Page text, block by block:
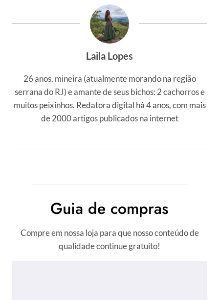
Laila Lopes
26 anos, mineira (atualmente morando na região
serrana do RJ) e amante de seus bichos: 2 cachorros e
muitos peixinhos. Redatora digital há 4 anos, com mais
de 2000 artigos publicados na internet
Guia de compras
Compre em nossa loja para que nosso conteúdo de
qualidade continue gratuito!